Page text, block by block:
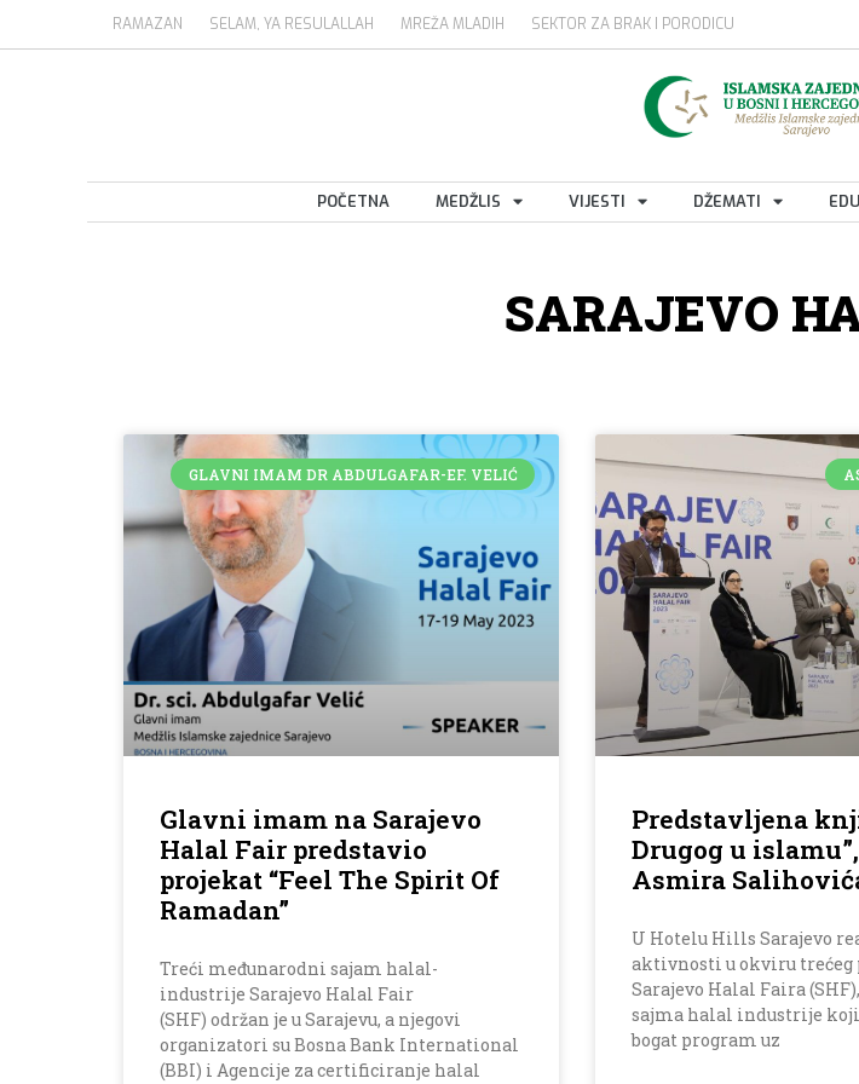
RAMAZAN SELAM, YA RESULALLAH MREŽA MLADIH SEKTOR ZA BRAK I PORODICU
POČETNA MEDŽLIS VIJESTI DŽEMATI
SARAJEVO
GLAVNI IMAM DR ABDULGAFAR-EF. VELIĆ
Glavni imam na Sarajevo
Halal Fair predstavio
projekat “Feel The Spirit Of
Ramadan”
Treći međunarodni sajam halal-
industrije Sarajevo Halal Fair
(SHF) održan je u Sarajevu, a njegovi
organizatori su Bosna Bank International
(BBI) i Agencije za certificiranje halal
Predstavljena
Drugog u
Asmira
U Hotelu Hills Sarajevo
aktivnosti u okviru trećeg
Sarajevo Halal Faira
sajma halal industrije
bogat program uz